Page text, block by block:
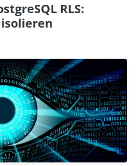
RLS: